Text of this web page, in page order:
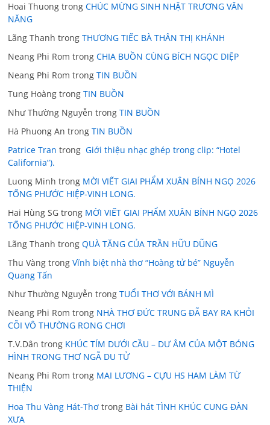
Hoai Thuong trongCHÚC MỪNG SINH NHẬT TRƯƠNG VĂN
NĂNG
Lãng Thanh trongTHƯƠNG TIẾC BÀ THÂN THỊ KHÁNH
Neang Phi Rom trongCHIA BUỒN CÙNG BÍCH NGỌC DIỆP
Neang Phi Rom trongTIN BUỒN
Tung Hoàng trongTIN BUỒN
Như Thường Nguyễn trongTIN BUỒN
Hà Phuong An trongTIN BUỒN
Patrice Tran trong Giới thiệu nhạc ghép trong clip: “Hotel
California”).
Luong Minh trong MỜI VIẾT GIAI PHẨM XUÂN BÍNH NGỌ 2026
TỐNG PHƯỚC HIỆP-VINH LONG.
Hai Hùng SG trong MỜI VIẾT GIAI PHẨM XUÂN BÍNH NGỌ 2026
TỐNG PHƯỚC HIỆP-VINH LONG.
Lãng Thanh trongQUÀ TẶNG CỦA TRẦN HỮU DŨNG
Thu Vàng trongVĩnh biệt nhà thơ “Hoàng tử bé” Nguyễn
Quang Tấn
Như Thường Nguyễn trongTUỔI THƠ VỚI BÁNH MÌ
Neang Phi Rom trong NHÀ THƠ ĐỨC TRUNG ĐÃ BAY RA KHỎI
CÕI VÔ THƯỜNG RONG CHƠI
T.V.Dân trong KHÚC TÍM DƯỚI CẦU – DƯ ÂM CỦA MỘT BÓNG
HÌNH TRONG THƠ NGÃ DU TỬ
Neang Phi Rom trong MAI LƯƠNG – CỰU HS HAM LÀM TỪ
THIỆN
Hoa Thu Vàng Hát-Thơ trong Bài hát TÌNH KHÚC CUNG ĐÀN
XƯA